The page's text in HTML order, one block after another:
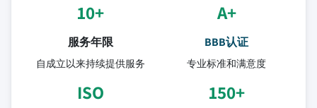
10+
服务年限
自成立以来持续提供服务
A+
BBB认证
专业标准和满意度
ISO 150+